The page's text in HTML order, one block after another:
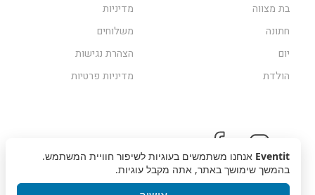
בת מצווה
חתונה
יום
הולדת
מדיניות
משלוחים
הצהרת נגישות
מדיניות פרטיות
Eventit אנחנו משתמשים בעוגיות לשיפור חוויית המשתמש.
בהמשך שימושך באתר, אתה מקבל עוגיות.